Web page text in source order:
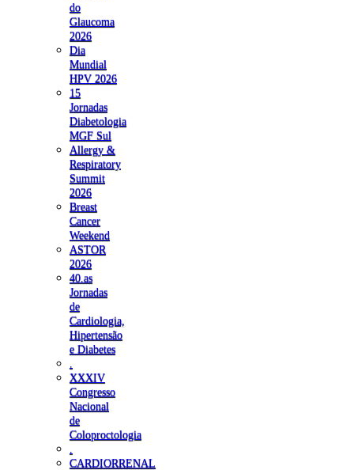
do
Glaucoma
2026
Dia
Mundial
HPV 2026
15
Jornadas
Diabetologia
MGF Sul
Allergy &
Respiratory
Summit
2026
Breast
Cancer
Weekend
ASTOR
2026
40.as
Jornadas
de
Cardiologia,
Hipertensão
e Diabetes
XXXIV
Congresso
Nacional
de
Coloproctologia
CARDIORRENAL